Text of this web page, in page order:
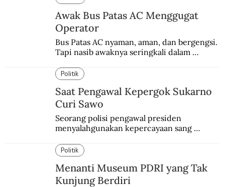
Awak Bus Patas AC Menggugat
Operator
Bus Patas AC nyaman, aman, dan bergengsi.
Tapi nasib awaknya seringkali dalam
Politik
Saat Pengawal Kepergok Sukarno
Curi Sawo
Seorang polisi pengawal presiden
menyalahgunakan kepercayaan sang
Politik
Menanti Museum PDRI yang Tak
Kunjung Berdiri